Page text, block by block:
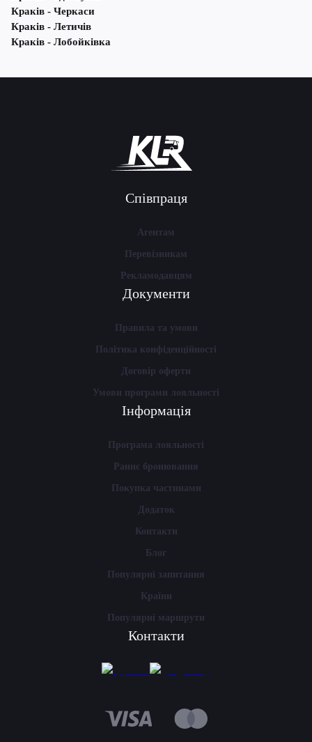
Краків - Черкаси
Краків - Летичів
Краків - Лобойківка
Співпраця
Агентам
Перевізникам
Рекламодавцям
Документи
Правила та умови
Політика конфіденційності
Договір оферти
Умови програми лояльності
Інформація
Програма лояльності
Раннє бронювання
Покупка частинами
Додаток
Контакти
Блог
Популярні запитання
Країни
Популярні маршрути
Контакти